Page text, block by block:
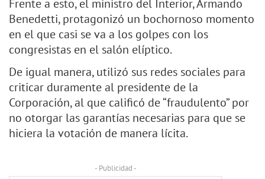
Frente a esto, el ministro del Interior, Armando
Benedetti, protagonizó un bochornoso momento
en el que casi se va a los golpes con los
congresistas en el salón elíptico.
De igual manera, utilizó sus redes sociales para
criticar duramente al presidente de la
Corporación, al que calificó de “fraudulento” por
no otorgar las garantías necesarias para que se
hiciera la votación de manera lícita.
- Publicidad -